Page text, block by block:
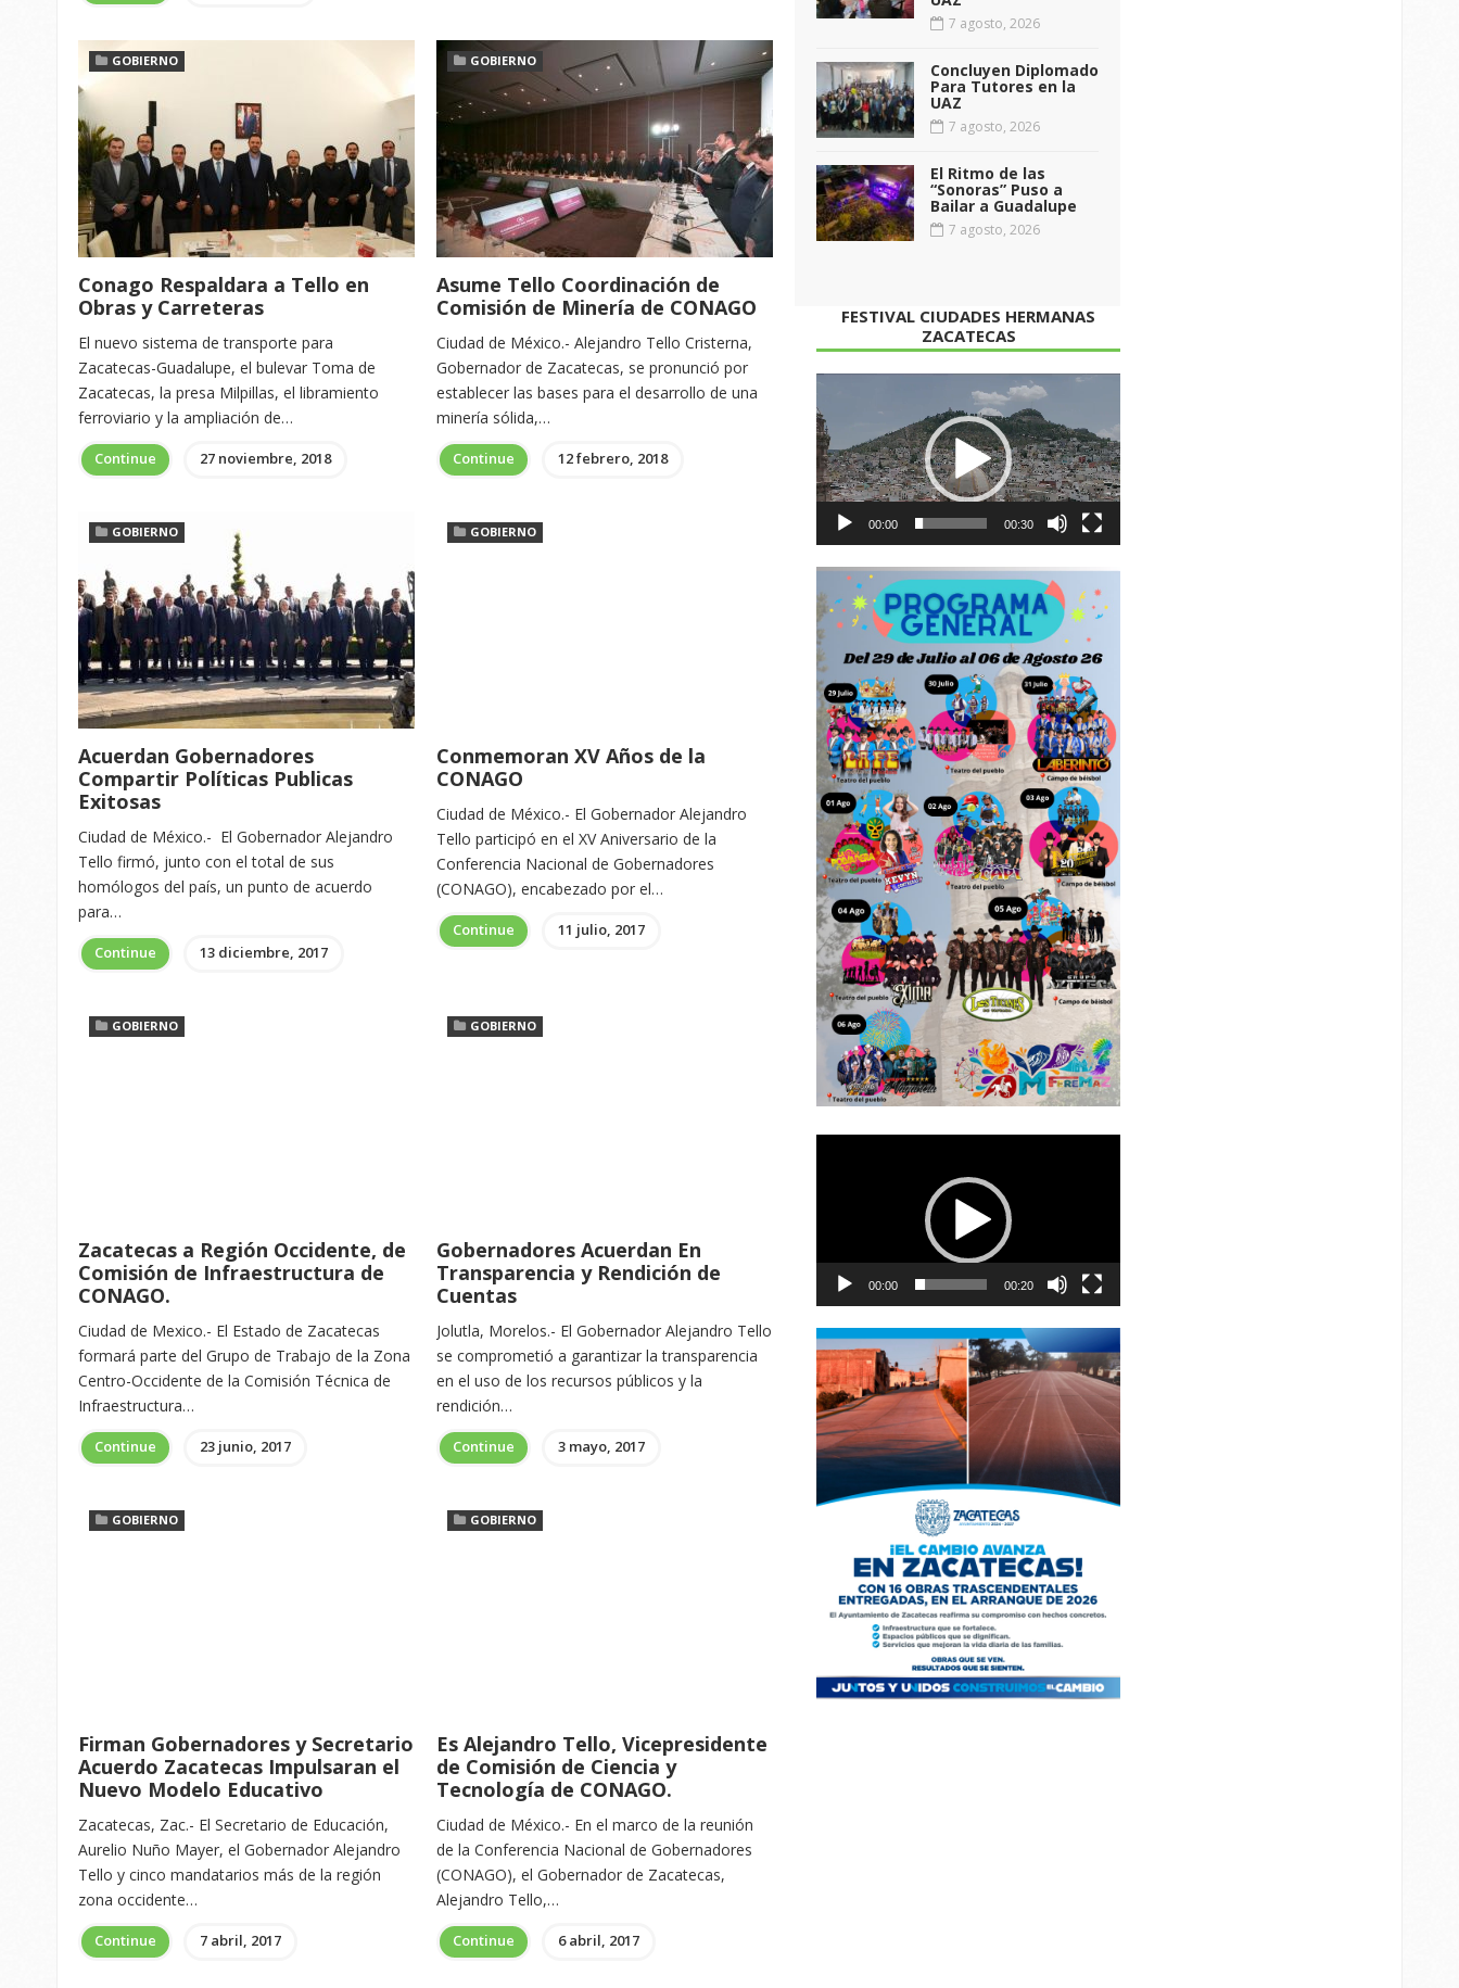
GOBIERNO
Conago Respaldara a Tello en
Obras y Carreteras
El nuevo sistema de transporte para
Zacatecas-Guadalupe, el bulevar Toma de
Zacatecas, la presa Milpillas, el libramiento
ferroviario y la ampliación de…
Continue 27 noviembre, 2018
GOBIERNO
Asume Tello Coordinación de
Comisión de Minería de CONAGO
Ciudad de México.- Alejandro Tello Cristerna,
Gobernador de Zacatecas, se pronunció por
establecer las bases para el desarrollo de una
minería sólida,…
Continue 12 febrero, 2018
GOBIERNO
Acuerdan Gobernadores
Compartir Políticas Publicas
Exitosas
Ciudad de México.- El Gobernador Alejandro
Tello firmó, junto con el total de sus
homólogos del país, un punto de acuerdo
para…
Continue 13 diciembre, 2017
GOBIERNO
Conmemoran XV Años de la
CONAGO
Ciudad de México.- El Gobernador Alejandro
Tello participó en el XV Aniversario de la
Conferencia Nacional de Gobernadores
(CONAGO), encabezado por el…
Continue 11 julio, 2017
GOBIERNO
Zacatecas a Región Occidente, de
Comisión de Infraestructura de
CONAGO.
Ciudad de Mexico.- El Estado de Zacatecas
formará parte del Grupo de Trabajo de la Zona
Centro-Occidente de la Comisión Técnica de
Infraestructura…
Continue 23 junio, 2017
GOBIERNO
Gobernadores Acuerdan En
Transparencia y Rendición de
Cuentas
Jolutla, Morelos.- El Gobernador Alejandro Tello
se comprometió a garantizar la transparencia
en el uso de los recursos públicos y la
rendición…
Continue 3 mayo, 2017
GOBIERNO
Firman Gobernadores y Secretario
Acuerdo Zacatecas Impulsaran el
Nuevo Modelo Educativo
Zacatecas, Zac.- El Secretario de Educación,
Aurelio Nuño Mayer, el Gobernador Alejandro
Tello y cinco mandatarios más de la región
zona occidente…
Continue 7 abril, 2017
GOBIERNO
Es Alejandro Tello, Vicepresidente
de Comisión de Ciencia y
Tecnología de CONAGO.
Ciudad de México.- En el marco de la reunión
de la Conferencia Nacional de Gobernadores
(CONAGO), el Gobernador de Zacatecas,
Alejandro Tello,…
Continue 6 abril, 2017
7 agosto, 2026
Concluyen Diplomado
Para Tutores en la
UAZ
7 agosto, 2026
El Ritmo de las
“Sonoras” Puso a
Bailar a Guadalupe
7 agosto, 2026
FESTIVAL CIUDADES HERMANAS
ZACATECAS
de
vídeo
00:00 00:30
00:00 00:20